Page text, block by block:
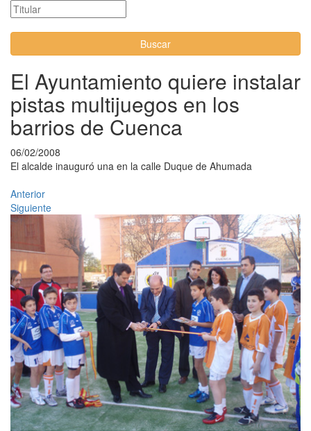
Buscar
El Ayuntamiento quiere instalar
pistas multijuegos en los
barrios de Cuenca
06/02/2008
El alcalde inauguró una en la calle Duque de Ahumada
Anterior
Siguiente